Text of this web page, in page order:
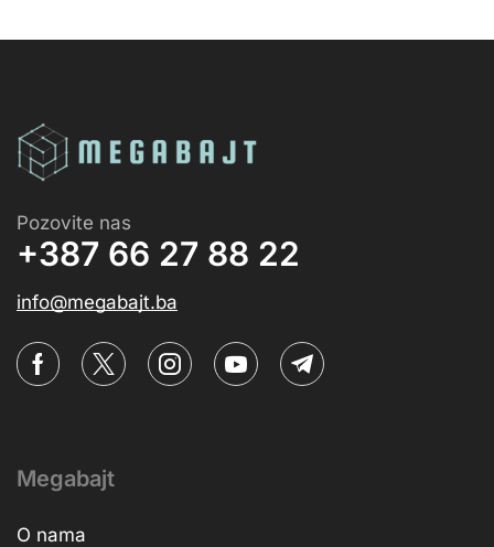
Pozovite nas
+387 66 27 88 22
info@megabajt.ba
Megabajt
O nama